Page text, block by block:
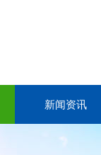
新闻资讯